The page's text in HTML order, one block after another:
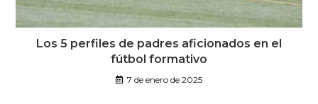
Los 5 perfiles de padres aficionados en el
fútbol formativo
7 de enero de 2025